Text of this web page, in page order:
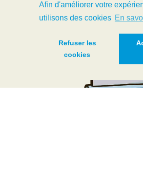
Afin d'améliorer votre
utilisons des cookies En
Refuser les
cookies